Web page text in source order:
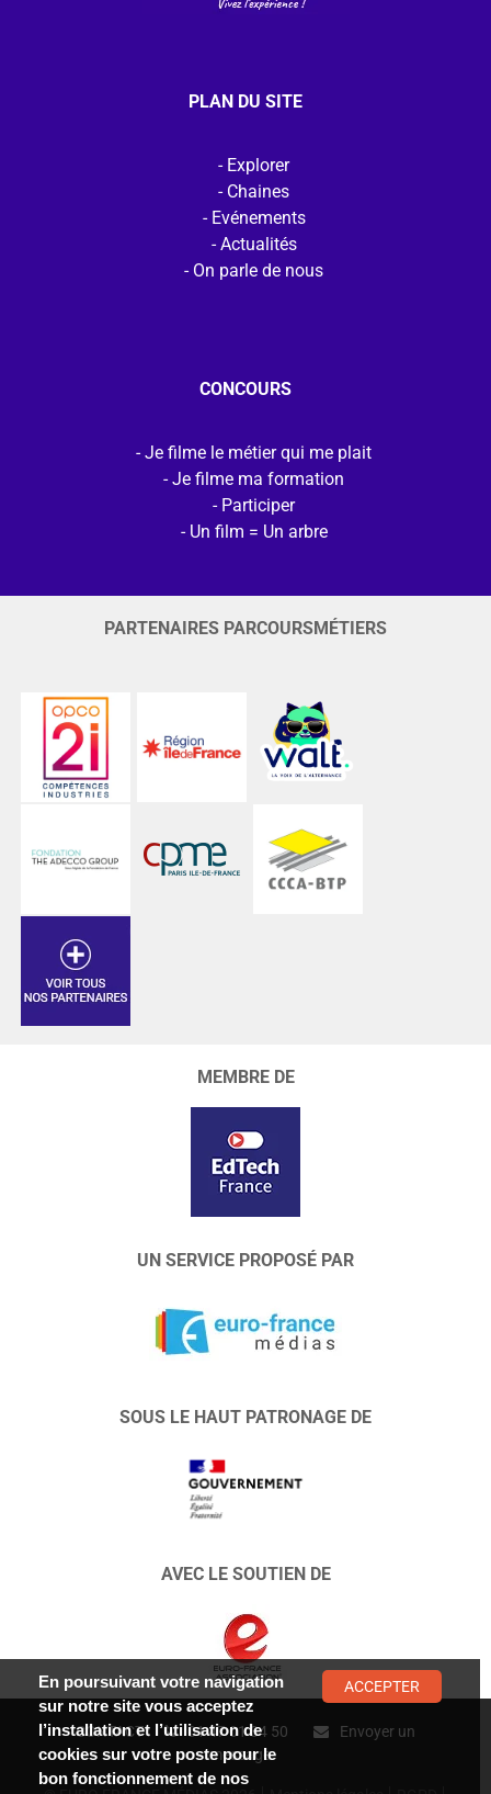
PLAN DU SITE
Explorer
Chaines
Evénements
Actualités
On parle de nous
CONCOURS
Je filme le métier qui me plait
Je filme ma formation
Participer
Un film = Un arbre
PARTENAIRES PARCOURSMÉTIERS
MEMBRE DE
UN SERVICE PROPOSÉ PAR
SOUS LE HAUT PATRONAGE DE
AVEC LE SOUTIEN DE
CONTACT : 01 47 01 34 50
Envoyer un
message
En poursuivant votre navigation
sur notre site vous acceptez
l’installation et l’utilisation de
cookies sur votre poste pour le
bon fonctionnement de nos
ACCEPTER